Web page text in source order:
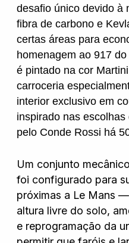
desafio único devido à
fibra de carbono e
certas áreas para
homenagem ao 917
é pintado na cor
carroceria
interior exclusivo em
inspirado nas
pelo Conde Rossi há
Um conjunto
foi configurado para
próximas a Le Mans
altura livre do solo,
e reprogramação da